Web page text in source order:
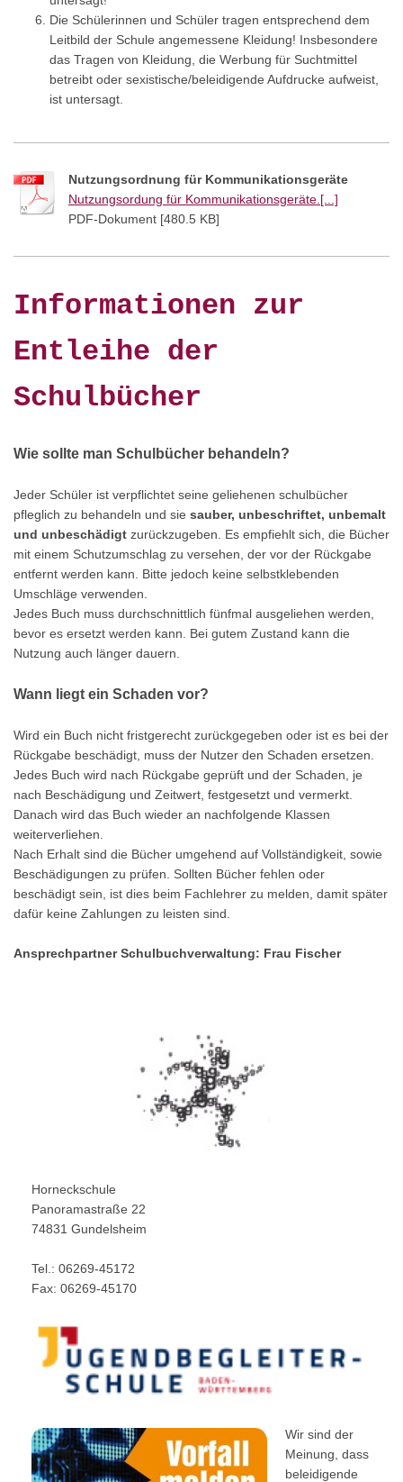
Die Schülerinnen und Schüler tragen entsprechend dem
Leitbild der Schule angemessene Kleidung! Insbesondere
das Tragen von Kleidung, die Werbung für Suchtmittel
betreibt oder sexistische/beleidigende Aufdrucke aufweist,
ist untersagt.
Nutzungsordnung für Kommunikationsgeräte
Nutzungsordung für Kommunikationsgeräte.[...]
PDF-Dokument [480.5 KB]
Informationen zur
Entleihe der
Schulbücher
Wie sollte man Schulbücher behandeln?
Jeder Schüler ist verpflichtet seine geliehenen schulbücher
pfleglich zu behandeln und sie sauber, unbeschriftet, unbemalt
und unbeschädigt zurückzugeben. Es empfiehlt sich, die Bücher
mit einem Schutzumschlag zu versehen, der vor der Rückgabe
entfernt werden kann. Bitte jedoch keine selbstklebenden
Umschläge verwenden.
Jedes Buch muss durchschnittlich fünfmal ausgeliehen werden,
bevor es ersetzt werden kann. Bei gutem Zustand kann die
Nutzung auch länger dauern.
Wann liegt ein Schaden vor?
Wird ein Buch nicht fristgerecht zurückgegeben oder ist es bei der
Rückgabe beschädigt, muss der Nutzer den Schaden ersetzen.
Jedes Buch wird nach Rückgabe geprüft und der Schaden, je
nach Beschädigung und Zeitwert, festgesetzt und vermerkt.
Danach wird das Buch wieder an nachfolgende Klassen
weiterverliehen.
Nach Erhalt sind die Bücher umgehend auf Vollständigkeit, sowie
Beschädigungen zu prüfen. Sollten Bücher fehlen oder
beschädigt sein, ist dies beim Fachlehrer zu melden, damit später
dafür keine Zahlungen zu leisten sind.
Ansprechpartner Schulbuchverwaltung: Frau Fischer
Horneckschule
Panoramastraße 22
74831 Gundelsheim
Tel.: 06269-45172
Fax: 06269-45170
Wir sind der
Meinung, dass
beleidigende